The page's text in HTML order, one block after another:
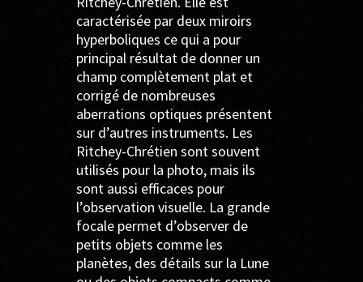
caractérisée par deux miroirs
hyperboliques ce qui a pour
principal résultat de donner un
champ complètement plat et
corrigé de nombreuses
aberrations optiques présentent
sur d’autres instruments. Les
Ritchey-Chrétien sont souvent
uti­li­sés pour la photo, mais ils
sont aussi efficaces pour
l’observation visuelle. La grande
focale permet d’observer de
petits objets comme les
planètes, des détails sur la Lune